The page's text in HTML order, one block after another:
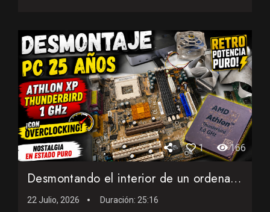
1 166
Desmontando el interior de un ordenador AMD de 25 años con...
22 Julio, 2026 Duración: 25:16